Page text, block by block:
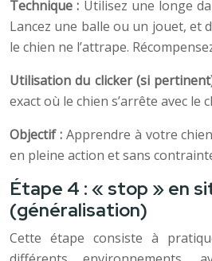
Technique : Utilisez une longe
Lancez une balle ou un jouet, et
le chien ne l’attrape.
Utilisation du clicker (si
exact où le chien s’arrête avec le
Objectif : Apprendre à votre
en pleine action et sans
Étape 4 : « stop » en
(généralisation)
Cette étape consiste à